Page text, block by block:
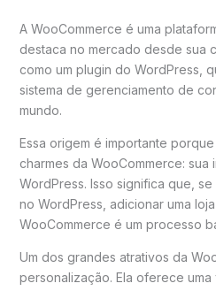
A WooCommerce é uma
destaca no mercado desde sua
como um plugin do WordPress,
sistema de gerenciamento de
mundo.
Essa origem é importante
charmes da WooCommerce: sua
WordPress. Isso significa que,
no WordPress, adicionar uma
WooCommerce é um processo
Um dos grandes atrativos da
personalização. Ela oferece